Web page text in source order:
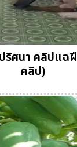
ริศนา คลิปแฉ
คลิป)